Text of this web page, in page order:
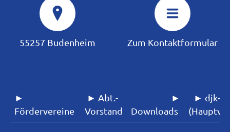
55257 Budenheim Zum Kontaktformular
►
Fördervereine
► Abt.-
Vorstand
►
Downloads
► djk-